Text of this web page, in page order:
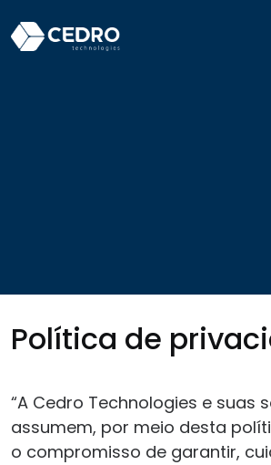
Política de
“A Cedro Technologies e suas
assumem, por meio desta
o compromisso de garantir,